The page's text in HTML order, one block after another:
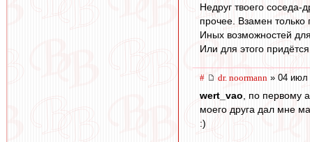
Недруг твоего соседа-
прочее. Взамен только
Иных возможностей
Или для этого
# dr. noormann » 04 июл
wert_vao, по первому
моего друга дал мне
:)